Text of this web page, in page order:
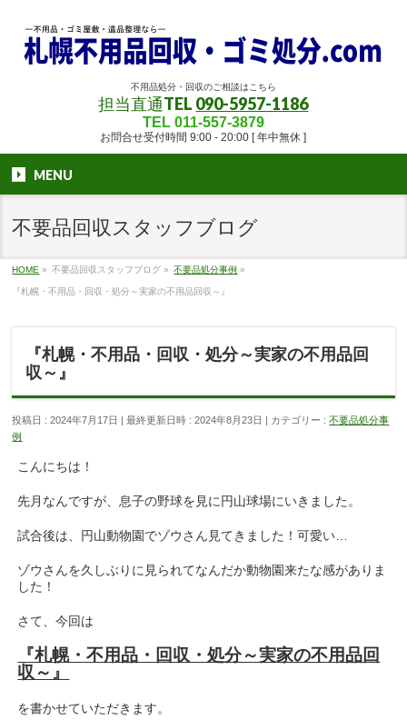
不用品処分・回収のご相談はこちら
担当直通TEL 090-5957-1186
TEL 011-557-3879
お問合せ受付時間 9:00 - 20:00 [ 年中無休 ]
MENU
不要品回収スタッフブログ
HOME » 不要品回収スタッフブログ » 不要品処分事例 »
『札幌・不用品・回収・処分～実家の不用品回収～』
『札幌・不用品・回収・処分～実家の不用品回
収～』
投稿日 : 2024年7月17日 最終更新日時 : 2024年8月23日 カテゴリー :不要品処分事
例
こんにちは！
先月なんですが、息子の野球を見に円山球場にいきました。
試合後は、円山動物園でゾウさん見てきました！可愛い…
ゾウさんを久しぶりに見られてなんだか動物園来たな感がありま
した！
さて、今回は
『札幌・不用品・回収・処分～実家の不用品回
収～』
を書かせていただきます。